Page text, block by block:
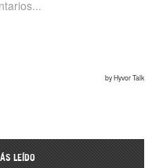
LEÍDO